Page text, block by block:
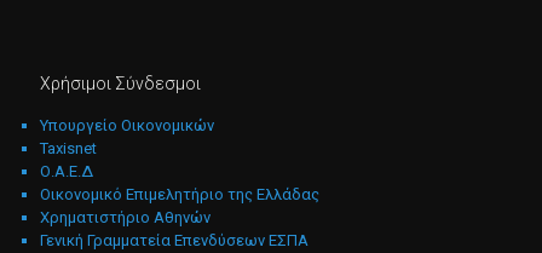
Χρήσιμοι Σύνδεσμοι
Υπουργείο Οικονομικών
Taxisnet
Ο.Α.Ε.Δ
Οικονομικό Επιμελητήριο της Ελλάδας
Χρηματιστήριο Αθηνών
Γενική Γραμματεία Επενδύσεων ΕΣΠΑ